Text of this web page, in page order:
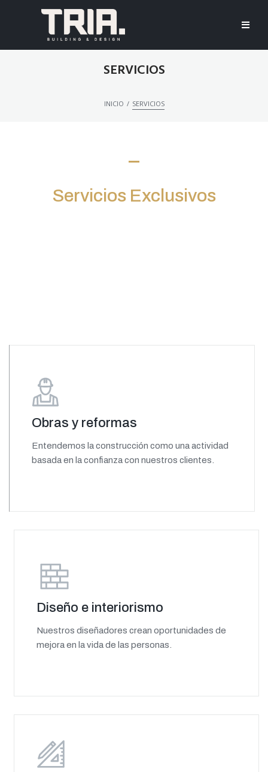
SERVICIOS
INICIO / SERVICIOS
Servicios Exclusivos
Obras y reformas
Entendemos la construcción como una actividad
basada en la confianza con nuestros clientes.
Diseño e interiorismo
Nuestros diseñadores crean oportunidades de
mejora en la vida de las personas.